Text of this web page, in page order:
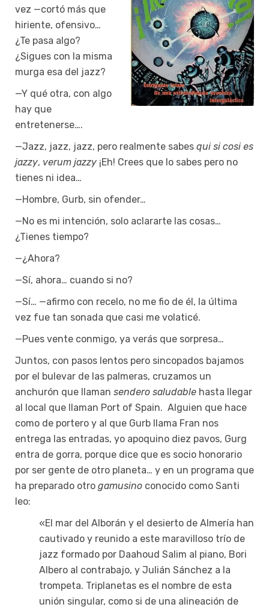
vez —cortó más que
hiriente, ofensivo…
¿Te pasa algo?
¿Sigues con la misma
murga esa del jazz?
—Y qué otra, con algo
hay que
entretenerse….
—Jazz, jazz, jazz, pero realmente sabes qui si cosi es
jazzy, verum jazzy ¡Eh! Crees que lo sabes pero no
tienes ni idea…
—Hombre, Gurb, sin ofender…
—No es mi intención, solo aclararte las cosas…
¿Tienes tiempo?
—¿Ahora?
—Sí, ahora… cuando si no?
—Sí… —afirmo con recelo, no me fio de él, la última
vez fue tan sonada que casi me volaticé.
—Pues vente conmigo, ya verás que sorpresa…
Juntos, con pasos lentos pero sincopados bajamos
por el bulevar de las palmeras, cruzamos un
anchurón que llaman sendero saludable hasta llegar
al local que llaman Port of Spain. Alguien que hace
como de portero y al que Gurb llama Fran nos
entrega las entradas, yo apoquino diez pavos, Gurg
entra de gorra, porque dice que es socio honorario
por ser gente de otro planeta… y en un programa que
ha preparado otro gamusino conocido como Santi
leo:
«El mar del Alborán y el desierto de Almería han
cautivado y reunido a este maravilloso trío de
jazz formado por Daahoud Salim al piano, Bori
Albero al contrabajo, y Julián Sánchez a la
trompeta. Triplanetas es el nombre de esta
unión singular, como si de una alineación de